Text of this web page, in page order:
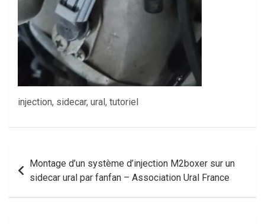
injection, sidecar, ural, tutoriel
Navigation
de
l’article
Montage d’un système d’injection M2boxer sur un
sidecar ural par fanfan – Association Ural France